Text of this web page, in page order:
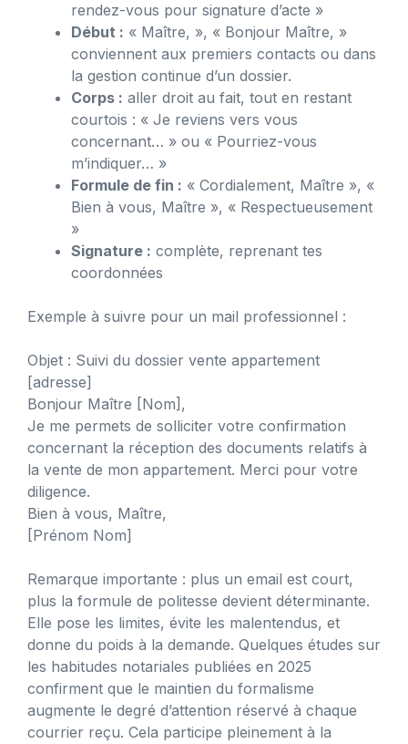
rendez-vous pour signature d’acte »
Début : « Maître, », « Bonjour Maître, »
conviennent aux premiers contacts ou dans
la gestion continue d’un dossier.
Corps : aller droit au fait, tout en restant
courtois : « Je reviens vers vous
concernant… » ou « Pourriez-vous
m’indiquer… »
Formule de fin : « Cordialement, Maître », «
Bien à vous, Maître », « Respectueusement
»
Signature : complète, reprenant tes
coordonnées
Exemple à suivre pour un mail professionnel :
Objet : Suivi du dossier vente appartement
[adresse]
Bonjour Maître [Nom],
Je me permets de solliciter votre confirmation
concernant la réception des documents relatifs à
la vente de mon appartement. Merci pour votre
diligence.
Bien à vous, Maître,
[Prénom Nom]
Remarque importante : plus un email est court,
plus la formule de politesse devient déterminante.
Elle pose les limites, évite les malentendus, et
donne du poids à la demande. Quelques études sur
les habitudes notariales publiées en 2025
confirment que le maintien du formalisme
augmente le degré d’attention réservé à chaque
courrier reçu. Cela participe pleinement à la